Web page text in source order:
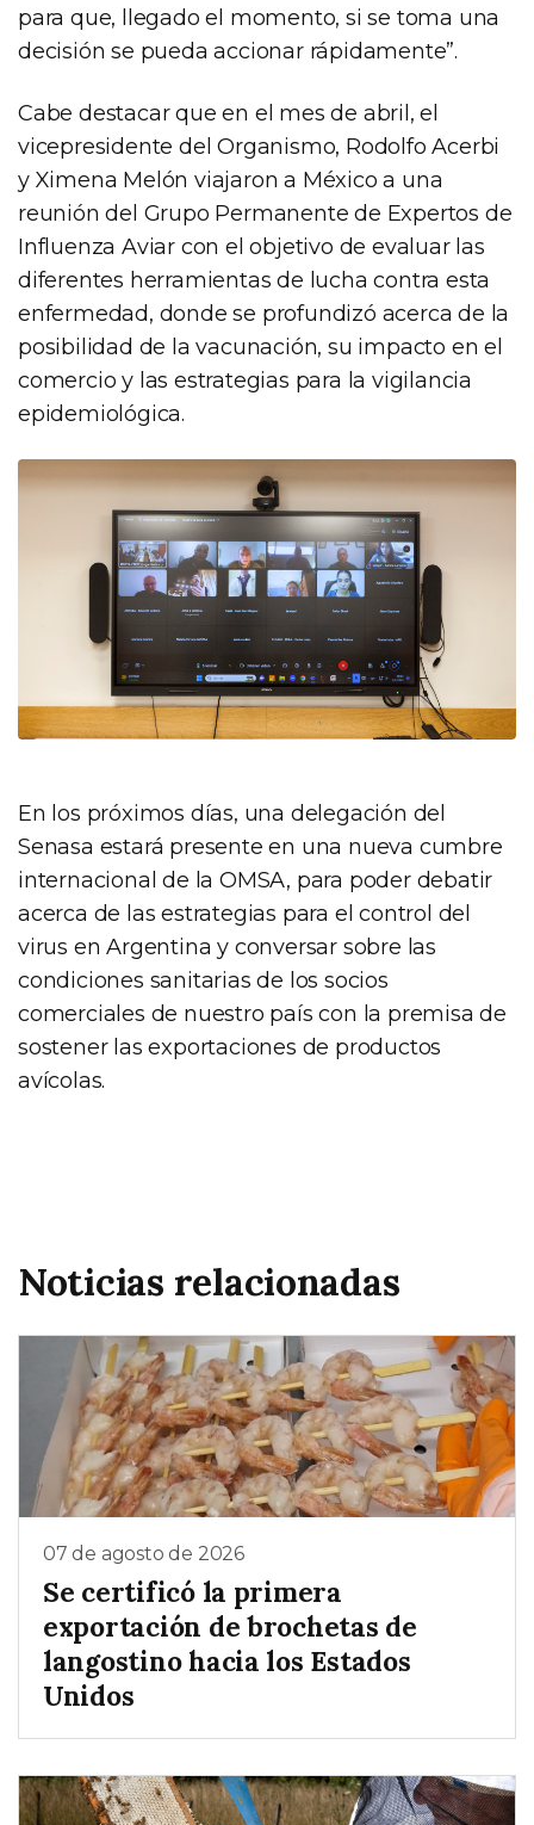
para que, llegado el momento, si se toma una
decisión se pueda accionar rápidamente”.
Cabe destacar que en el mes de abril, el
vicepresidente del Organismo, Rodolfo Acerbi
y Ximena Melón viajaron a México a una
reunión del Grupo Permanente de Expertos de
Influenza Aviar con el objetivo de evaluar las
diferentes herramientas de lucha contra esta
enfermedad, donde se profundizó acerca de la
posibilidad de la vacunación, su impacto en el
comercio y las estrategias para la vigilancia
epidemiológica.
En los próximos días, una delegación del
Senasa estará presente en una nueva cumbre
internacional de la OMSA, para poder debatir
acerca de las estrategias para el control del
virus en Argentina y conversar sobre las
condiciones sanitarias de los socios
comerciales de nuestro país con la premisa de
sostener las exportaciones de productos
avícolas.
Noticias relacionadas
07 de agosto de 2026
Se certificó la primera
exportación de brochetas de
langostino hacia los Estados
Unidos